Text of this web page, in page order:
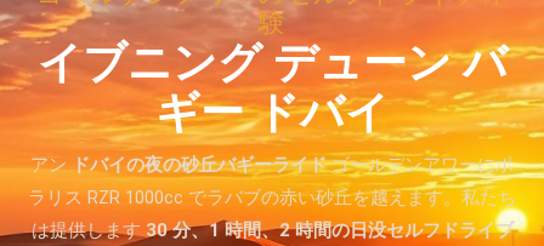
験
イブニング デューン バ
ギー ドバイ
アンドバイの夜の砂丘バギーライドゴールデンアワーにポ
ラリス RZR 1000cc でラバブの赤い砂丘を越えます。私たち
は提供します 30 分、1 時間、2 時間の日没セルフドライブ